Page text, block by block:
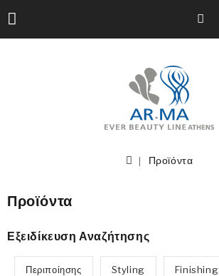
Προϊόντα
Προϊόντα
Εξειδίκευση Αναζήτησης
Περιποίησης Styling Finishing